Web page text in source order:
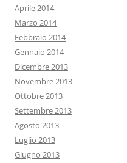
Aprile 2014
Marzo 2014
Febbraio 2014
Gennaio 2014
Dicembre 2013
Novembre 2013
Ottobre 2013
Settembre 2013
Agosto 2013
Luglio 2013
Giugno 2013